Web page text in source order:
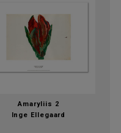
Amaryliis 2
Inge Ellegaard